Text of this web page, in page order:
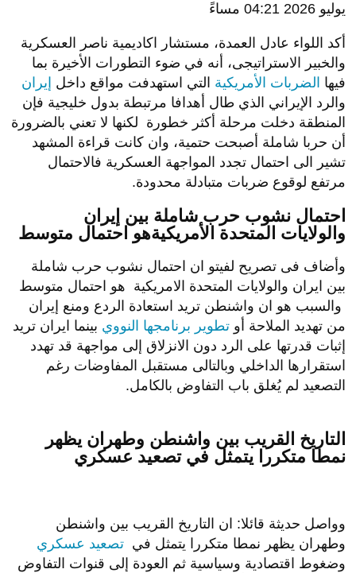
يوليو 2026 04:21 مساءً
أكد اللواء عادل العمدة، مستشار اكاديمية ناصر العسكرية
والخبير الاستراتيجى، أنه في ضوء التطورات الأخيرة بما
فيها الضربات الأمريكية التي استهدفت مواقع داخل إيران
والرد الإيراني الذي طال أهدافا مرتبطة بدول خليجية فإن
المنطقة دخلت مرحلة أكثر خطورة لكنها لا تعني بالضرورة
أن حربا شاملة أصبحت حتمية، وان كانت قراءة المشهد
تشير الى احتمال تجدد المواجهة العسكرية فالاحتمال
مرتفع لوقوع ضربات متبادلة محدودة.
والولايات المتحدة الأمريكيةهو احتمال متوسط
وأضاف فى تصريح لفيتو ان احتمال نشوب حرب شاملة
بين ايران والولايات المتحدة الامريكية هو احتمال متوسط
والسبب هو ان واشنطن تريد استعادة الردع ومنع إيران
من تهديد الملاحة أو تطوير برنامجها النووي بينما ايران تريد
إثبات قدرتها على الرد دون الانزلاق إلى مواجهة قد تهدد
استقرارها الداخلي وبالتالى مستقبل المفاوضات رغم
التصعيد لم يُغلق باب التفاوض بالكامل.
التاريخ القريب بين واشنطن وطهران يظهر
نمطا متكررا يتمثل في تصعيد عسكري
وواصل حديثة قائلا: ان التاريخ القريب بين واشنطن
وطهران يظهر نمطا متكررا يتمثل في تصعيد عسكري
وضغوط اقتصادية وسياسية ثم العودة إلى قنوات التفاوض